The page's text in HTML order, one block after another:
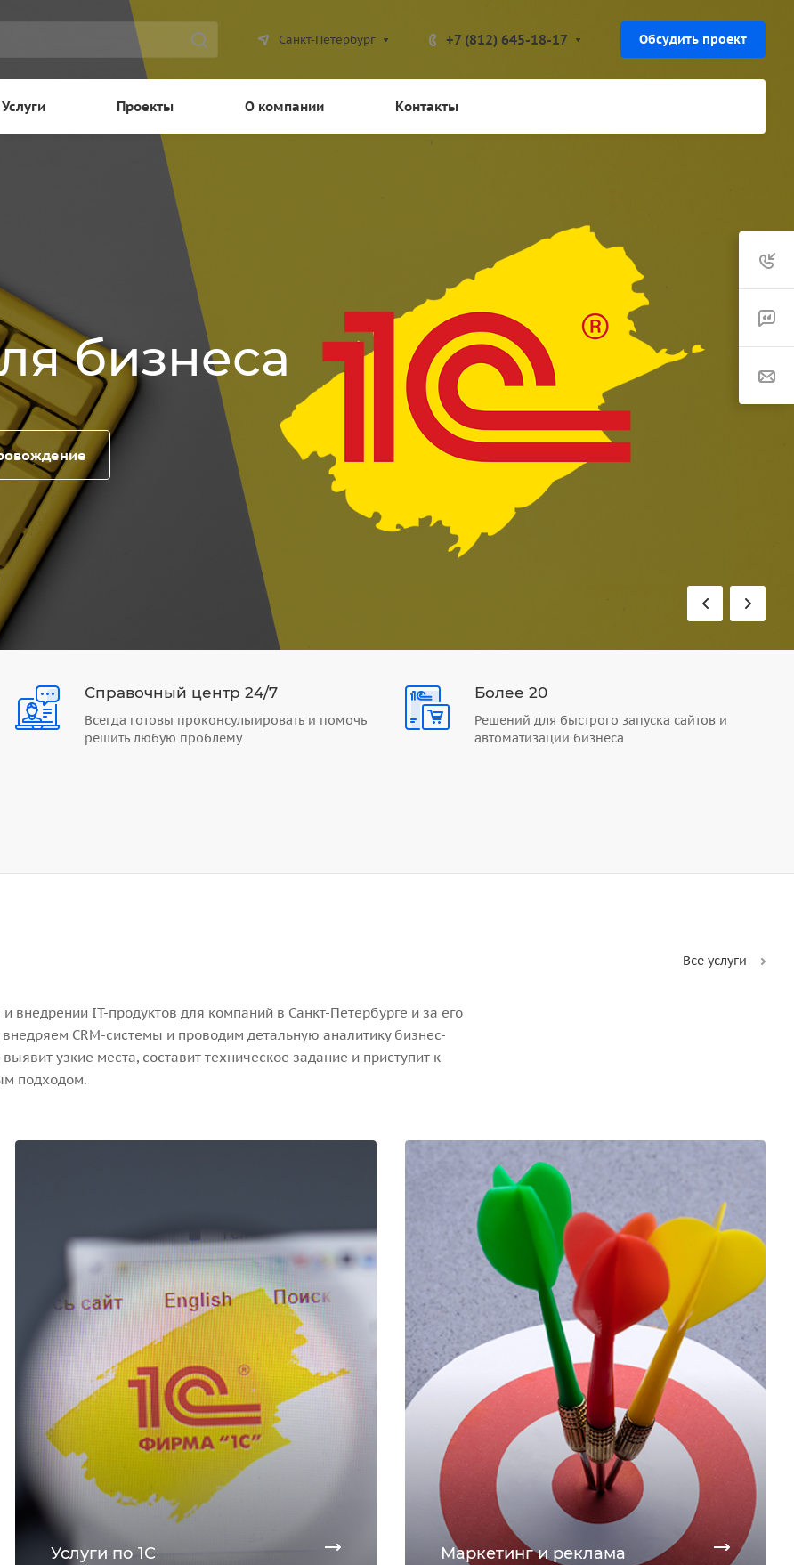
Санкт-Петербург +7 (812) 645-18-17 Обсудить проект
Услуги Проекты О компании Контакты
бизнеса
Справочный центр 24/7
Всегда готовы проконсультировать и помочь
решить любую проблему
Более 20
Решений для быстрого запуска сайтов и
автоматизации бизнеса
Все услуги
IT-продуктов для компаний в Санкт-Петербурге и за его
CRM-системы и проводим детальную аналитику бизнес-
узкие места, составит техническое задание и приступит к
подходом.
Услуги по 1С Маркетинг и реклама